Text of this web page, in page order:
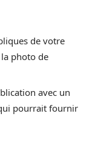
de votre
photo de
avec un
pourrait fournir